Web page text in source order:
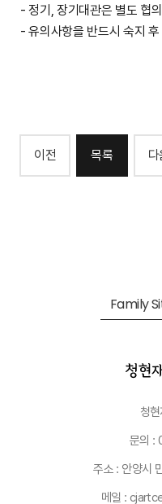
- 정기, 장기대관은 별도 협
- 유의사항을 반드시 숙지
이전 목록 다
청
문의 :
주소 : 안양시
메일 :